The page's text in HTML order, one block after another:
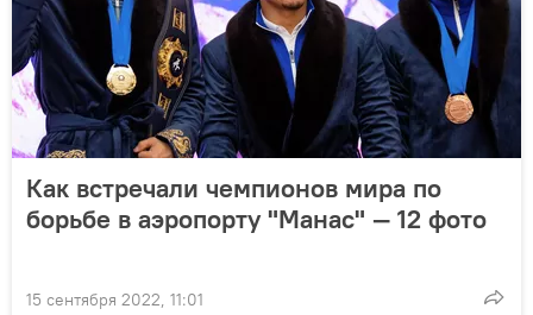
Как встречали чемпионов мира по
борьбе в аэропорту "Манас" — 12 фото
15 сентября 2022, 11:01